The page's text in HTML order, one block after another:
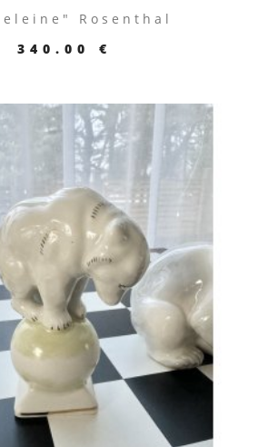
К ТОВАРУ
Rosenthal
340.00 €